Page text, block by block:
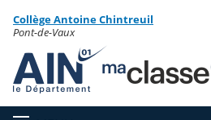
Menu de la rubrique
Contenu
Collège Antoine Chintreuil
Pont-de-Vaux